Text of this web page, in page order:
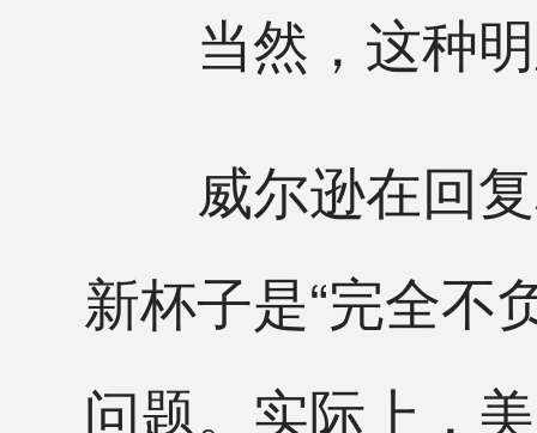
当然，这种明
威尔逊在回复
新杯子是“完全不
问题。实际上，